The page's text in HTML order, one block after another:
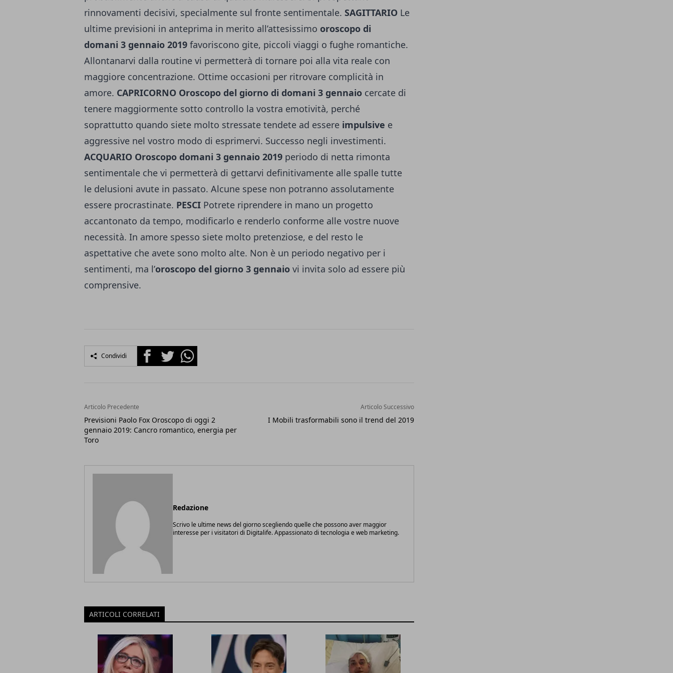
rinnovamenti decisivi, specialmente sul fronte sentimentale. SAGITTARIO Le
ultime previsioni in anteprima in merito all’attesissimo oroscopo di
domani 3 gennaio 2019 favoriscono gite, piccoli viaggi o fughe romantiche.
Allontanarvi dalla routine vi permetterà di tornare poi alla vita reale con
maggiore concentrazione. Ottime occasioni per ritrovare complicità in
amore. CAPRICORNO Oroscopo del giorno di domani 3 gennaio cercate di
tenere maggiormente sotto controllo la vostra emotività, perché
soprattutto quando siete molto stressate tendete ad essere impulsive e
aggressive nel vostro modo di esprimervi. Successo negli investimenti.
ACQUARIO Oroscopo domani 3 gennaio 2019 periodo di netta rimonta
sentimentale che vi permetterà di gettarvi definitivamente alle spalle tutte
le delusioni avute in passato. Alcune spese non potranno assolutamente
essere procrastinate. PESCI Potrete riprendere in mano un progetto
accantonato da tempo, modificarlo e renderlo conforme alle vostre nuove
necessità. In amore spesso siete molto pretenziose, e del resto le
aspettative che avete sono molto alte. Non è un periodo negativo per i
sentimenti, ma l’oroscopo del giorno 3 gennaio vi invita solo ad essere più
comprensive.
Condividi FacebookTwitterWhatsapp
Articolo Precedente
Previsioni Paolo Fox Oroscopo di oggi 2
gennaio 2019: Cancro romantico, energia per
Toro
Articolo Successivo
I Mobili trasformabili sono il trend del 2019
Redazione
Scrivo le ultime news del giorno scegliendo quelle che possono aver maggior
interesse per i visitatori di Digitalife. Appassionato di tecnologia e web marketing.
ARTICOLI CORRELATI